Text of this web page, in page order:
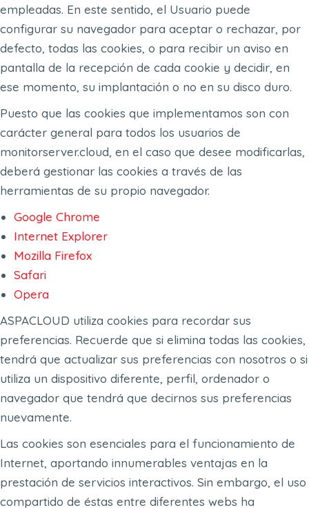
empleadas. En este sentido, el Usuario puede
configurar su navegador para aceptar o rechazar, por
defecto, todas las cookies, o para recibir un aviso en
pantalla de la recepción de cada cookie y decidir, en
ese momento, su implantación o no en su disco duro.
Puesto que las cookies que implementamos son con
carácter general para todos los usuarios de
monitorserver.cloud, en el caso que desee modificarlas,
deberá gestionar las cookies a través de las
herramientas de su propio navegador.
Google Chrome
Internet Explorer
Mozilla Firefox
Safari
Opera
ASPACLOUD utiliza cookies para recordar sus
preferencias. Recuerde que si elimina todas las cookies,
tendrá que actualizar sus preferencias con nosotros o si
utiliza un dispositivo diferente, perfil, ordenador o
navegador que tendrá que decirnos sus preferencias
nuevamente.
Las cookies son esenciales para el funcionamiento de
Internet, aportando innumerables ventajas en la
prestación de servicios interactivos. Sin embargo, el uso
compartido de éstas entre diferentes webs ha